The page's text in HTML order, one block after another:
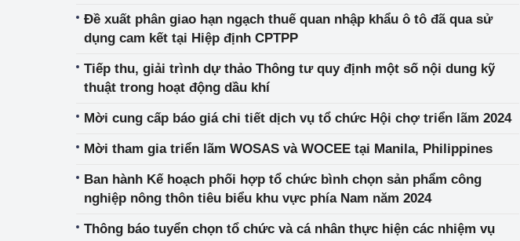
Đề xuất phân giao hạn ngạch thuế quan nhập khẩu ô tô đã qua sử
dụng cam kết tại Hiệp định CPTPP
Tiếp thu, giải trình dự thảo Thông tư quy định một số nội dung kỹ
thuật trong hoạt động dầu khí
Mời cung cấp báo giá chi tiết dịch vụ tổ chức Hội chợ triển lãm 2024
Mời tham gia triển lãm WOSAS và WOCEE tại Manila, Philippines
Ban hành Kế hoạch phối hợp tổ chức bình chọn sản phẩm công
nghiệp nông thôn tiêu biểu khu vực phía Nam năm 2024
Thông báo tuyển chọn tổ chức và cá nhân thực hiện các nhiệm vụ